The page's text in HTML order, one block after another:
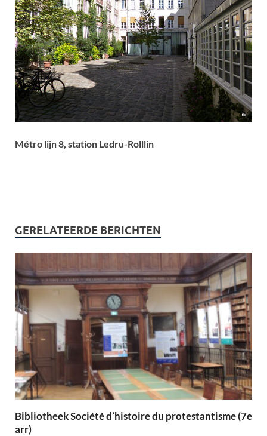
Métro lijn 8, station Ledru-Rolllin
GERELATEERDE BERICHTEN
Bibliotheek Société d’histoire du protestantisme (7e
arr)